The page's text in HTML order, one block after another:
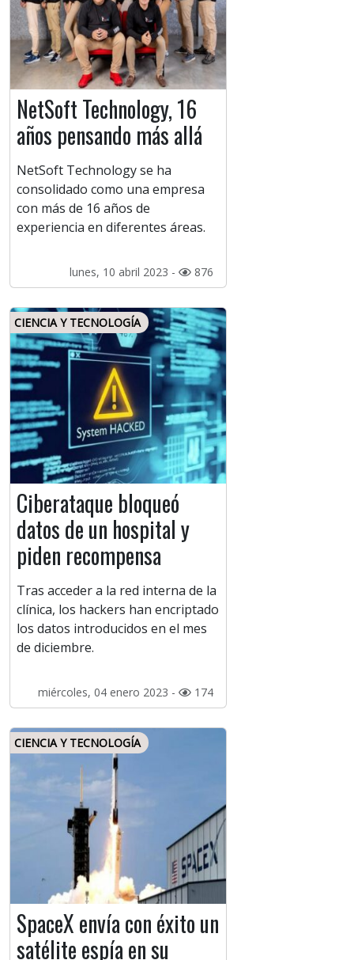
NetSoft Technology, 16
años pensando más allá
NetSoft Technology se ha
consolidado como una empresa
con más de 16 años de
experiencia en diferentes áreas.
lunes, 10 abril 2023 - 876
CIENCIA Y TECNOLOGÍA
Ciberataque bloqueó
datos de un hospital y
piden recompensa
Tras acceder a la red interna de la
clínica, los hackers han encriptado
los datos introducidos en el mes
de diciembre.
miércoles, 04 enero 2023 - 174
CIENCIA Y TECNOLOGÍA
SpaceX envía con éxito un
satélite espía en su